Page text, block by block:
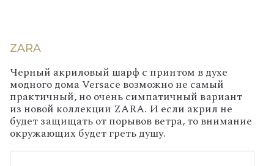
ZARA
Черный акриловый шарф с принтом в духе
модного дома Versace возможно не самый
практичный, но очень симпатичный вариант
из новой коллекции ZARA. И если акрил не
будет защищать от порывов ветра, то внимание
окружающих будет греть душу.